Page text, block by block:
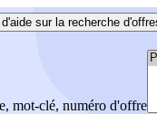
sur la recherche
mot-clé, numéro d'offre